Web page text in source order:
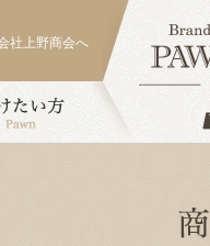
社上野商会へ